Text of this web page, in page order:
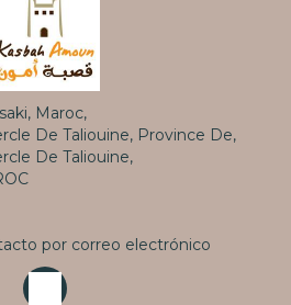
Maroc,
De Taliouine, Province De,
De Taliouine,
por correo electrónico